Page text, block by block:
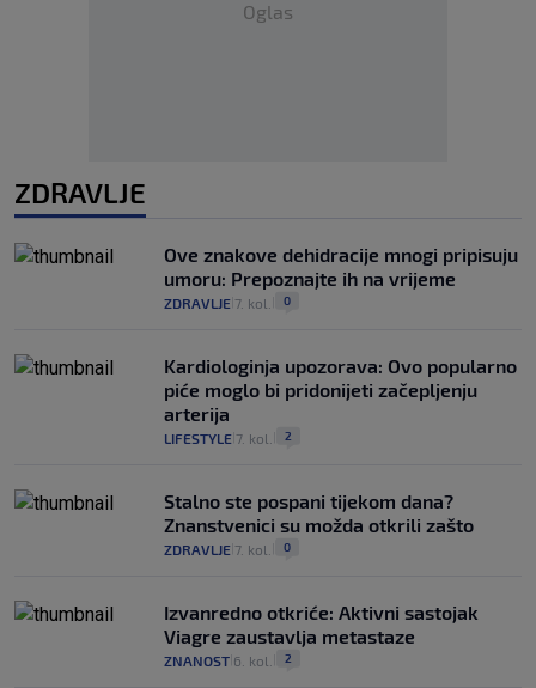
Oglas
ZDRAVLJE
Ove znakove dehidracije mnogi pripisuju
umoru: Prepoznajte ih na vrijeme
ZDRAVLJE 7. kol. 0
Kardiologinja upozorava: Ovo popularno
piće moglo bi pridonijeti začepljenju
arterija
LIFESTYLE 7. kol. 2
Stalno ste pospani tijekom dana?
Znanstvenici su možda otkrili zašto
ZDRAVLJE 7. kol. 0
Izvanredno otkriće: Aktivni sastojak
Viagre zaustavlja metastaze
ZNANOST 6. kol. 2